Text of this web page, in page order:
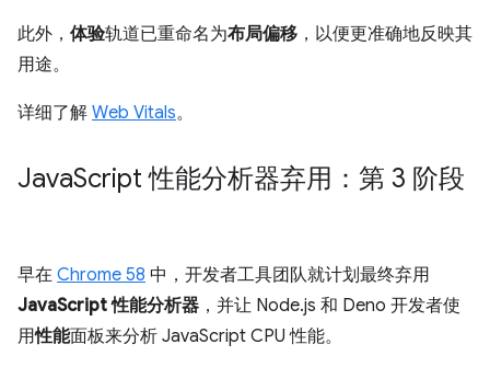
此外， 体验轨道已重命名为布局偏移 ，以便更准确地反映其
用途。
详细了解 Web Vitals。
JavaScript 性能分析器弃用：第 3 阶段
早在 Chrome 58 中，开发者工具团队就计划最终弃用
JavaScript 性能分析器 ，并让 Node.js 和 Deno 开发者使
用性能面板来分析 JavaScript CPU 性能。